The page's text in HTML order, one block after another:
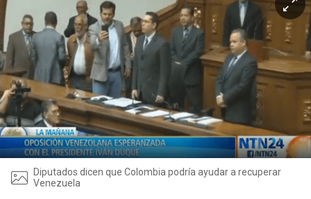
Diputados dicen que Colombia podría ayudar a recuperar
Venezuela